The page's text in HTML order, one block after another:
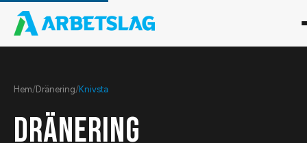
Hem/Dränering/Knivsta
DRÄNERING